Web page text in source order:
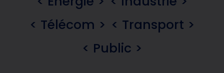
< Télécom > < Transport >
< Public >